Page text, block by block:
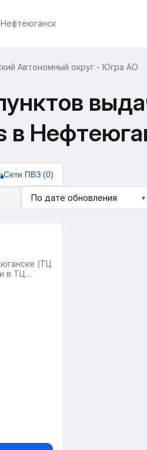
Нефтеюганск
Автономный округ - Югра АО
в
Сети ПВЗ (0)
По дате обновления ▼
(ТЦ